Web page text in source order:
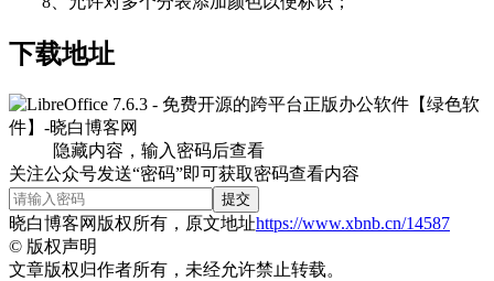
下载地址
隐藏内容，输入密码后查看
关注公众号发送“密码”即可获取密码查看内容
提交
晓白博客网版权所有，原文地址https://www.xbnb.cn/14587
© 版权声明
文章版权归作者所有，未经允许禁止转载。